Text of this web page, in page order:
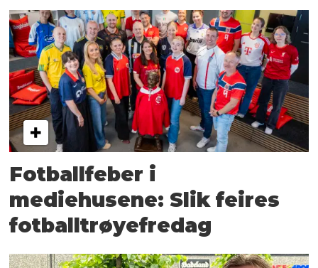
Fotballfeber i
mediehusene: Slik feires
fotballtrøyefredag